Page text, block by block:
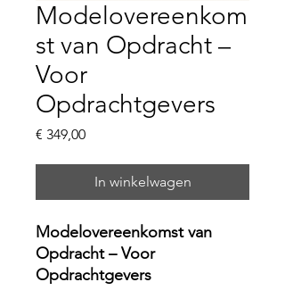
Modelovereenkom
st van Opdracht –
Voor
Opdrachtgevers
€ 349,00Prijs
In winkelwagen
Modelovereenkomst van
Opdracht – Voor
Opdrachtgevers